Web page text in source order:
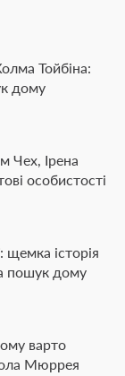
Тойбіна:
дому
Чех, Ірена
особистості
щемка історія
пошук дому
варто
Мюррея